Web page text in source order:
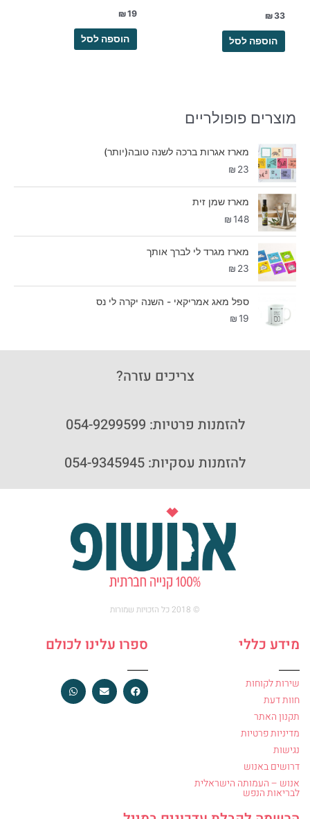
₪33
הוספה לסל
₪19
הוספה לסל
מוצרים פופולריים
מארז אגרות ברכה לשנה טובה(יותר)
₪ 23
מארז שמן זית
₪148
מארז מגרד לי לברך אותך
₪ 23
ספל מאג אמריקאי - השנה יקרה לי נס
₪19
צריכים עזרה?
להזמנות פרטיות: 054-9299599
להזמנות עסקיות: 054-9345945
© 2018 כל הזכויות שמורות
מידע כללי
שירות לקוחות
חוות דעת
תקנון האתר
מדיניות פרטיות
נגישות
דרושים באנוש
אנוש – העמותה הישראלית
לבריאות הנפש
ספרו עלינו לכולם